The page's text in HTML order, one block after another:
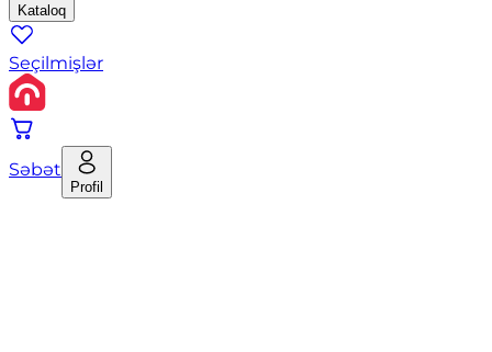
Kataloq
Seçilmişlər
Səbət
Profil